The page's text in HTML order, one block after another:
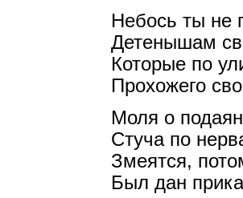
Небось ты не
Детенышам
Которые по
Прохожего
Моля о
Стуча по
Змеятся,
Был дан